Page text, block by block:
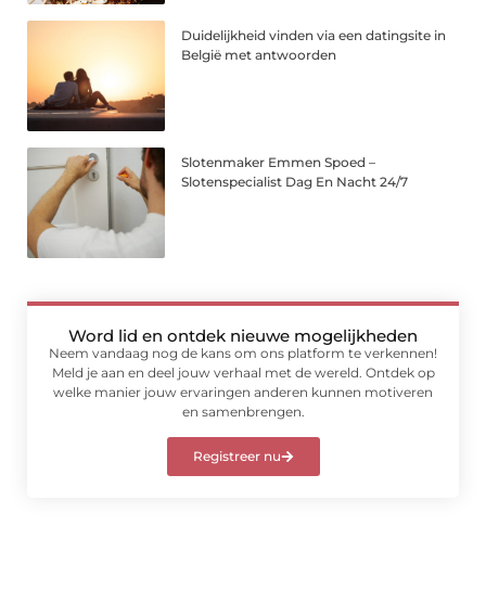
Duidelijkheid vinden via een datingsite in
België met antwoorden
Slotenmaker Emmen Spoed –
Slotenspecialist Dag En Nacht 24/7
Word lid en ontdek nieuwe mogelijkheden
Neem vandaag nog de kans om ons platform te verkennen!
Meld je aan en deel jouw verhaal met de wereld. Ontdek op
welke manier jouw ervaringen anderen kunnen motiveren
en samenbrengen.
Registreer nu